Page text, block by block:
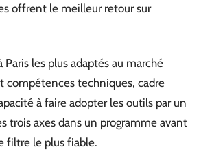
offrent le meilleur retour sur
Paris les plus adaptés au marché
compétences techniques, cadre
à faire adopter les outils par un
trois axes dans un programme avant
filtre le plus fiable.